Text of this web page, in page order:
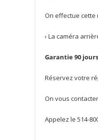
On effectue cette
› La caméra
Garantie 90 jours
Réservez votre
On vous
Appelez le 514-